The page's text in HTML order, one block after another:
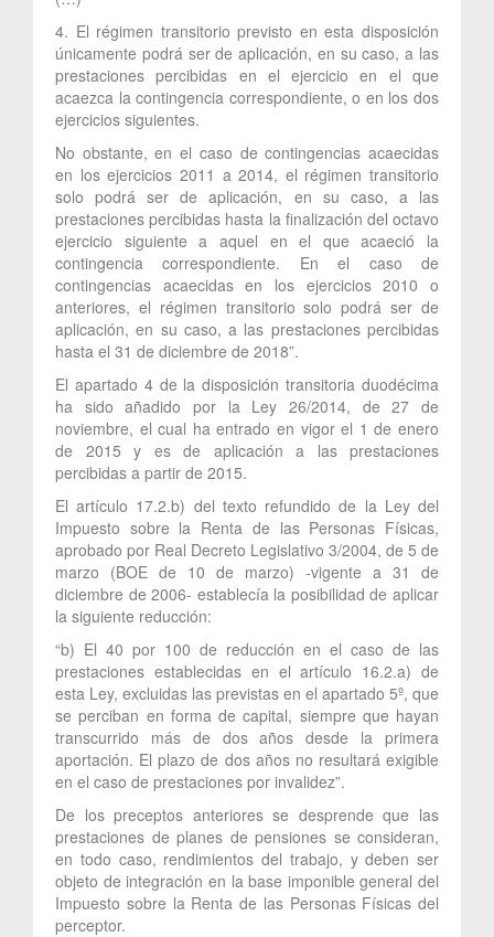
4. El régimen transitorio previsto en esta disposición
únicamente podrá ser de aplicación, en su caso, a las
prestaciones percibidas en el ejercicio en el que
acaezca la contingencia correspondiente, o en los dos
ejercicios siguientes.
No obstante, en el caso de contingencias acaecidas
en los ejercicios 2011 a 2014, el régimen transitorio
solo podrá ser de aplicación, en su caso, a las
prestaciones percibidas hasta la finalización del octavo
ejercicio siguiente a aquel en el que acaeció la
contingencia correspondiente. En el caso de
contingencias acaecidas en los ejercicios 2010 o
anteriores, el régimen transitorio solo podrá ser de
aplicación, en su caso, a las prestaciones percibidas
hasta el 31 de diciembre de 2018”.
El apartado 4 de la disposición transitoria duodécima
ha sido añadido por la Ley 26/2014, de 27 de
noviembre, el cual ha entrado en vigor el 1 de enero
de 2015 y es de aplicación a las prestaciones
percibidas a partir de 2015.
El artículo 17.2.b) del texto refundido de la Ley del
Impuesto sobre la Renta de las Personas Físicas,
aprobado por Real Decreto Legislativo 3/2004, de 5 de
marzo (BOE de 10 de marzo) -vigente a 31 de
diciembre de 2006- establecía la posibilidad de aplicar
la siguiente reducción:
“b) El 40 por 100 de reducción en el caso de las
prestaciones establecidas en el artículo 16.2.a) de
esta Ley, excluidas las previstas en el apartado 5º, que
se perciban en forma de capital, siempre que hayan
transcurrido más de dos años desde la primera
aportación. El plazo de dos años no resultará exigible
en el caso de prestaciones por invalidez”.
De los preceptos anteriores se desprende que las
prestaciones de planes de pensiones se consideran,
en todo caso, rendimientos del trabajo, y deben ser
objeto de integración en la base imponible general del
Impuesto sobre la Renta de las Personas Físicas del
perceptor.